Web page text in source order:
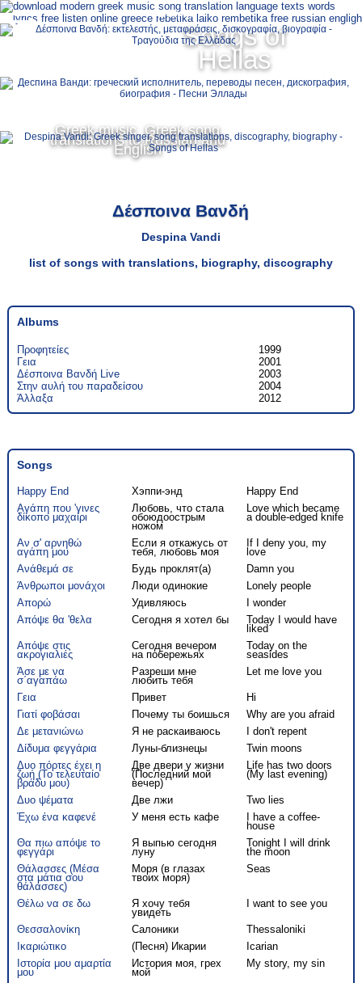
Songs of
Hellas
Greek music, Greek song
translations to Russian and
English
Ελληνικά
Δέσποινα Βανδή
Despina Vandi
list of songs with translations, biography, discography
Αlbums
Προφητείες
1999
Γεια
2001
Δέσποινα Βανδή Live
2003
Στην αυλή του παραδείσου
2004
Άλλαξα
2012
Songs
Happy End Хэппи-энд
Happy End
Αγάπη που 'γινες
δίκοπο μαχαίρι
Любовь, что стала
обоюдоострым
ножом
Love which became
a double-edged knife
Αν σ' αρνηθώ
αγάπη μου
Если я откажусь от
тебя, любовь моя
If I deny you, my
love
Ανάθεμά σε
Будь проклят(а)
Damn you
Άνθρωποι μονάχοι
Люди одинокие
Lonely people
Απορώ
Удивляюсь
I wonder
Απόψε θα 'θελα
Сегодня я хотел бы Today I would have
liked
Απόψε στις
ακρογιαλιές
Сегодня вечером
на побережьях
Today on the
seasides
Άσε με να
σ΄αγαπάω
Разреши мне
любить тебя
Let me love you
Γεια Привет
Hi
Γιατί φοβάσαι
Почему ты боишься
Why are you afraid
Δε μετανιώνω
Я не раскаиваюсь
I don't repent
Δίδυμα φεγγάρια
Луны-близнецы
Twin moons
Δυο πόρτες έχει η
ζωή (Το τελευταίο
βράδυ μου)
Две двери у жизни
(Последний мой
вечер)
Life has two doors
(My last evening)
Δυο ψέματα Две лжи
Two lies
Έχω ένα καφενέ
У меня есть кафе I have a coffee-
house
Θα πιω απόψε το
φεγγάρι
Я выпью сегодня
луну
Tonight I will drink
the moon
Θάλασσες (Μέσα
στα μάτια σου
θάλασσες)
Моря (в глазах
твоих моря)
Seas
Θέλω να σε δω Я хочу тебя
увидеть
I want to see you
Θεσσαλονίκη Салоники
Thessaloniki
Ικαριώτικο
(Песня) Икарии
Icarian
Ιστορία μου αμαρτία
μου
История моя, грех
мой
My story, my sin